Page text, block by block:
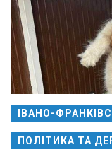
ІВАНО-
ПОЛІТИКА ТА